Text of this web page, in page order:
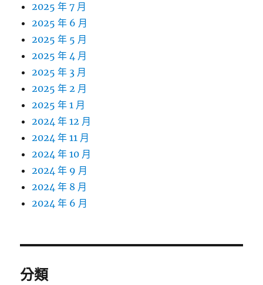
2025 年 7 月
2025 年 6 月
2025 年 5 月
2025 年 4 月
2025 年 3 月
2025 年 2 月
2025 年 1 月
2024 年 12 月
2024 年 11 月
2024 年 10 月
2024 年 9 月
2024 年 8 月
2024 年 6 月
分類